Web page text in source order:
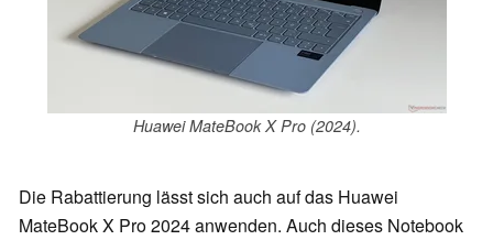
Huawei MateBook X Pro (2024).
Die Rabattierung lässt sich auch auf das Huawei
MateBook X Pro 2024 anwenden. Auch dieses Notebook